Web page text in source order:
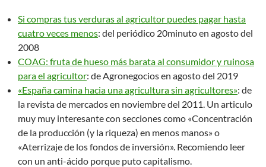
Si compras tus verduras al agricultor puedes pagar hasta
cuatro veces menos: del periódico 20minuto en agosto del
2008
COAG: fruta de hueso más barata al consumidor y ruinosa
para el agricultor: de Agronegocios en agosto del 2019
«España camina hacia una agricultura sin agricultores»: de
la revista de mercados en noviembre del 2011. Un articulo
muy muy interesante con secciones como «Concentración
de la producción (y la riqueza) en menos manos» o
«Aterrizaje de los fondos de inversión». Recomiendo leer
con un anti-ácido porque puto capitalismo.